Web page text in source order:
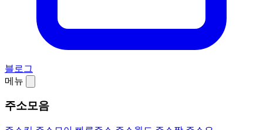
블로그
메뉴
주소모음